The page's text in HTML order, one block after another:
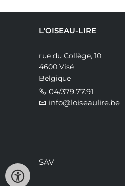
L'OISEAU-LIRE
rue du Collège, 10
4600 Visé
Belgique
04/379.77.91
info@loiseaulire.be
SAV